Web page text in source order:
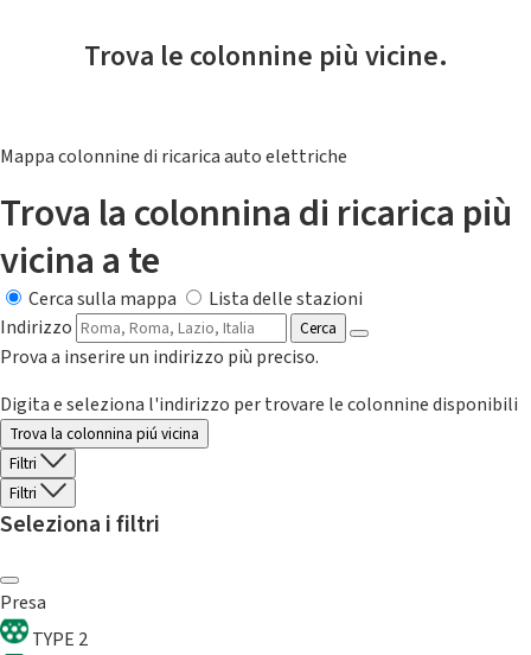
Trova le colonnine più vicine.
Mappa colonnine di ricarica auto elettriche
Trova la colonnina di ricarica più
vicina a te
Cerca sulla mappa
Lista delle stazioni
Indirizzo
Cerca
Prova a inserire un indirizzo più preciso.
Digita e seleziona l'indirizzo per trovare le colonnine disponibili
Trova la colonnina piú vicina
Filtri
Filtri
Seleziona i filtri
Presa
TYPE 2